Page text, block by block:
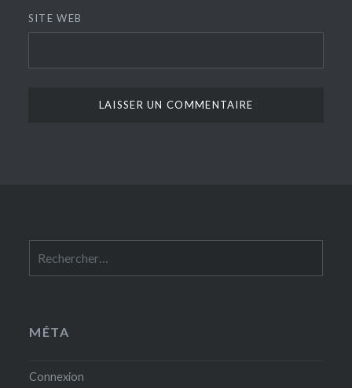
SITE WEB
MÉTA
Connexion